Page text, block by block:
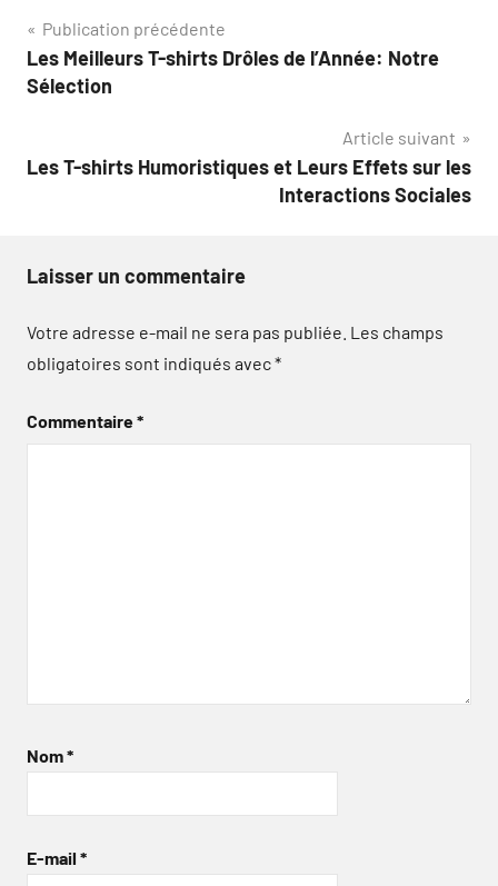
Navigation
de
Publication précédente
Les Meilleurs T-shirts Drôles de l’Année: Notre
Sélection
Article suivant
Les T-shirts Humoristiques et Leurs Effets sur les
Interactions Sociales
Laisser un commentaire
Votre adresse e-mail ne sera pas publiée. Les champs
obligatoires sont indiqués avec*
Commentaire*
Nom*
E-mail *